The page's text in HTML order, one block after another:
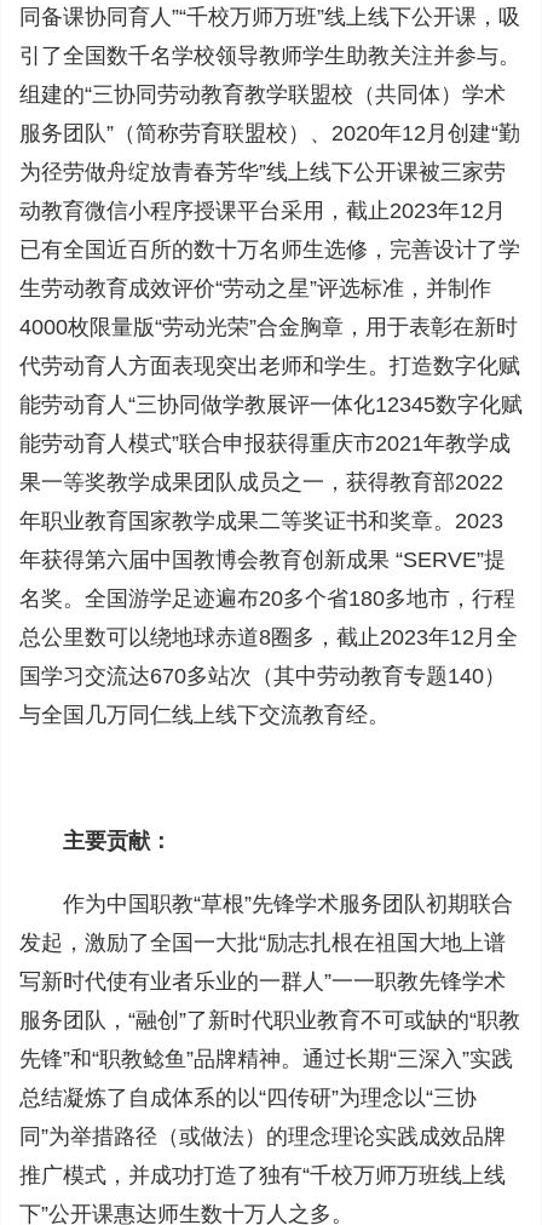
同备课协同育人”“千校万师万班”线上线下公开课，吸
引了全国数千名学校领导教师学生助教关注并参与。
组建的“三协同劳动教育教学联盟校（共同体）学术
服务团队”（简称劳育联盟校）、2020年12月创建“勤
为径劳做舟绽放青春芳华”线上线下公开课被三家劳
动教育微信小程序授课平台采用，截止2023年12月
已有全国近百所的数十万名师生选修，完善设计了学
生劳动教育成效评价“劳动之星”评选标准，并制作
4000枚限量版“劳动光荣”合金胸章，用于表彰在新时
代劳动育人方面表现突出老师和学生。打造数字化赋
能劳动育人“三协同做学教展评一体化12345数字化赋
能劳动育人模式”联合申报获得重庆市2021年教学成
果一等奖教学成果团队成员之一，获得教育部2022
年职业教育国家教学成果二等奖证书和奖章。2023
年获得第六届中国教博会教育创新成果 “SERVE”提
名奖。全国游学足迹遍布20多个省180多地市，行程
总公里数可以绕地球赤道8圈多，截止2023年12月全
国学习交流达670多站次（其中劳动教育专题140）
与全国几万同仁线上线下交流教育经。
主要贡献：
作为中国职教“草根”先锋学术服务团队初期联合
发起，激励了全国一大批“励志扎根在祖国大地上谱
写新时代使有业者乐业的一群人”一一职教先锋学术
服务团队，“融创”了新时代职业教育不可或缺的“职教
先锋”和“职教鲶鱼”品牌精神。通过长期“三深入”实践
总结凝炼了自成体系的以“四传研”为理念以“三协
同”为举措路径（或做法）的理念理论实践成效品牌
推广模式，并成功打造了独有“千校万师万班线上线
下”公开课惠达师生数十万人之多。